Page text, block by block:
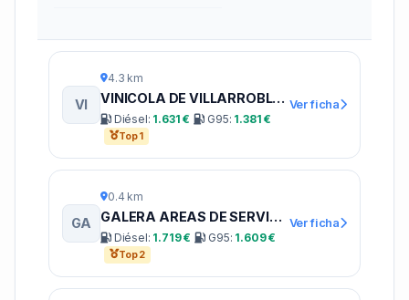
VI
4.3 km
VINICOLA DE VILLARROBLEDO
Diésel: 1.631 € G95: 1.381 €
Top 1
Ver ficha
GA
0.4 km
GALERA AREAS DE SERVICIO
Diésel: 1.719 € G95: 1.609 €
Top 2
Ver ficha